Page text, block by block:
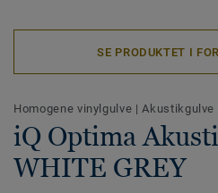
SE PRODUKTET I
Homogene vinylgulve |Akustikgulve
iQ Optima
WHITE GREY